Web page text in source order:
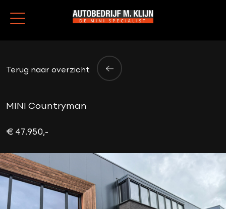
Terug naar overzicht
MINI Countryman
€ 47.950,-